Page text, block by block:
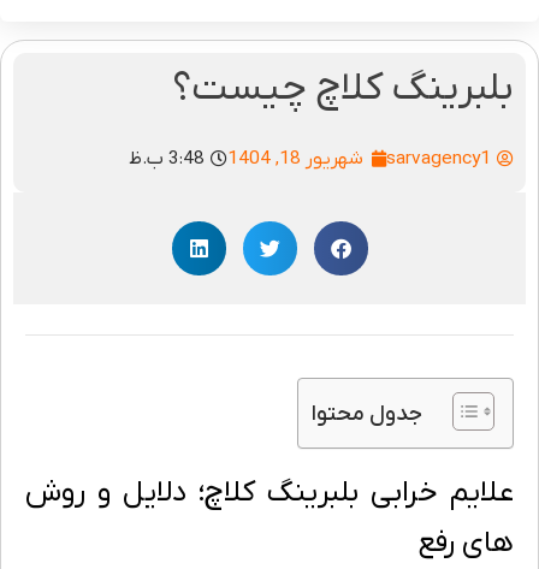
بلبرینگ کلاچ چیست؟
sarvagency1 شهریور 18, 1404 3:48 ب.ظ
جدول محتوا
علایم خرابی بلبرینگ کلاچ؛ دلایل و روش
های رفع